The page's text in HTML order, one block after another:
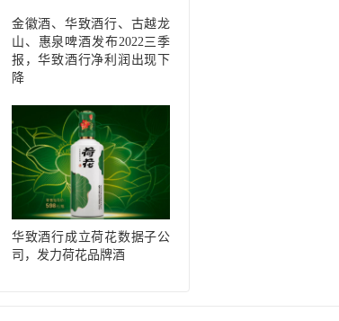
金徽酒、华致酒行、古越龙
山、惠泉啤酒发布2022三季
报，华致酒行净利润出现下
降
华致酒行成立荷花数据子公
司，发力荷花品牌酒